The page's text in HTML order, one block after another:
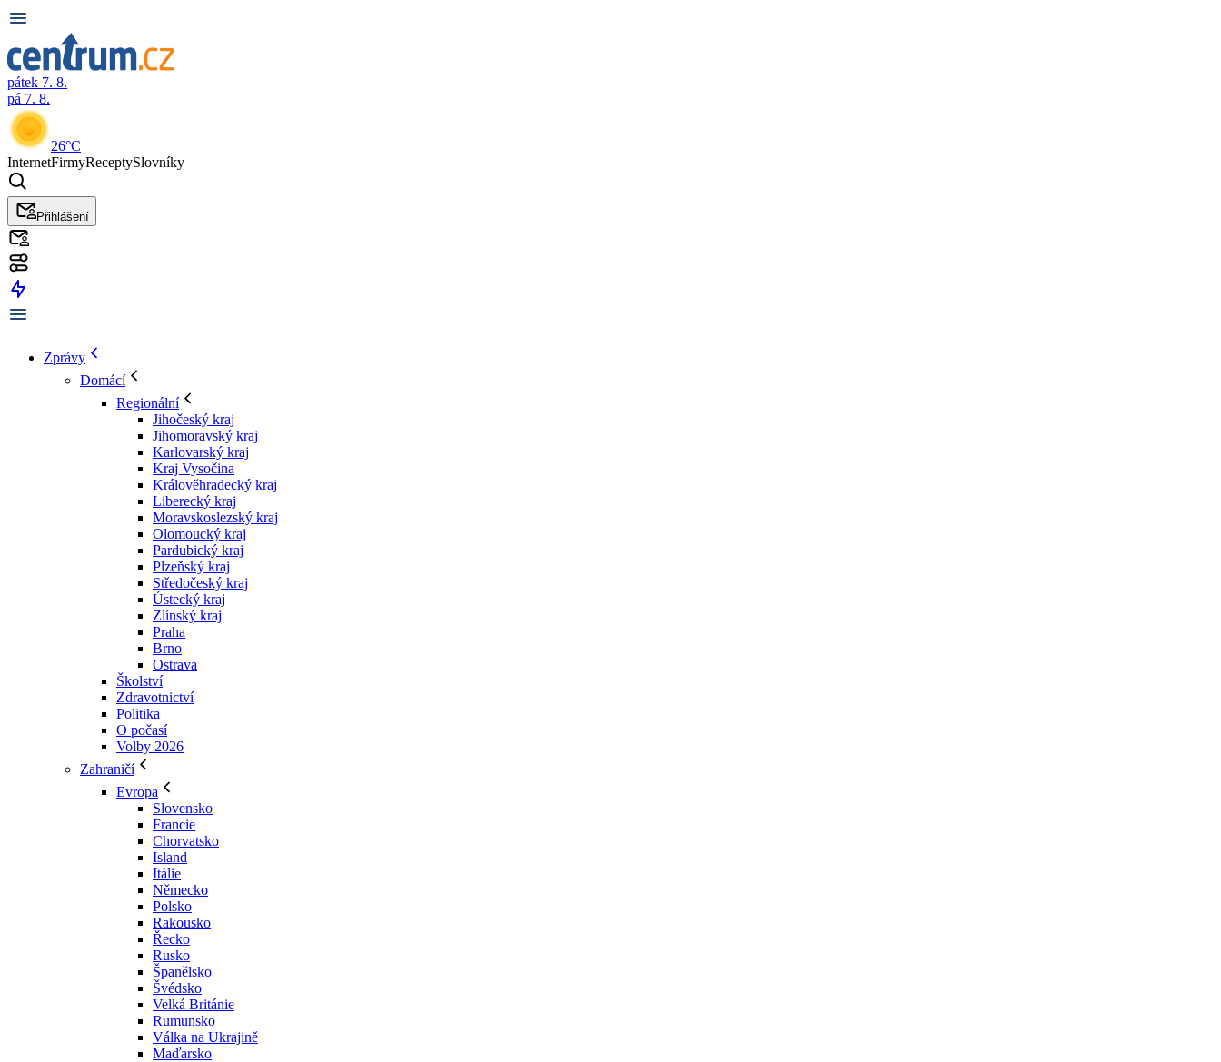
pátek 7. 8.
pá 7. 8.
26°C
InternetFirmyReceptySlovníky
Přihlášení
Zprávy
Domácí
Regionální
Jihočeský kraj
Jihomoravský kraj
Karlovarský kraj
Kraj Vysočina
Králověhradecký kraj
Liberecký kraj
Moravskoslezský kraj
Olomoucký kraj
Pardubický kraj
Plzeňský kraj
Středočeský kraj
Ústecký kraj
Zlínský kraj
Praha
Brno
Ostrava
Školství
Zdravotnictví
Politika
O počasí
Volby 2026
Zahraničí
Evropa
Slovensko
Francie
Chorvatsko
Island
Itálie
Německo
Polsko
Rakousko
Řecko
Rusko
Španělsko
Švédsko
Velká Británie
Rumunsko
Válka na Ukrajině
Maďarsko